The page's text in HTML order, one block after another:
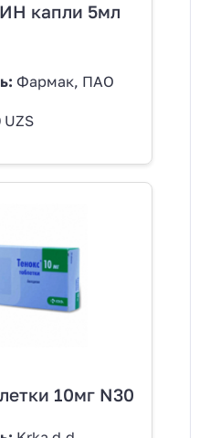
капли 5мл
Фармак, ПАО
UZS
10мг N30